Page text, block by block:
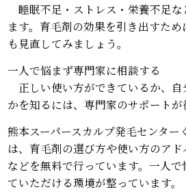
睡眠不足・ストレス・栄養不足
ます。育毛剤の効果を引き出すた
も見直してみましょう。
一人で悩まず専門家に相談する
正しい使い方ができているか、自
かを知るには、専門家のサポートが
熊本スーパースカルプ発毛センター
は、育毛剤の選び方や使い方のア
などを無料で行っています。一人
ていただける環境が整っています。